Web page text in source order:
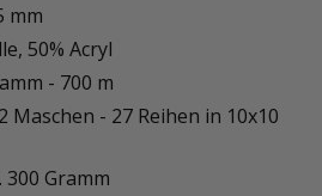
mm
50% Acryl
- 700 m
Maschen - 27 Reihen in 10x10
300 Gramm